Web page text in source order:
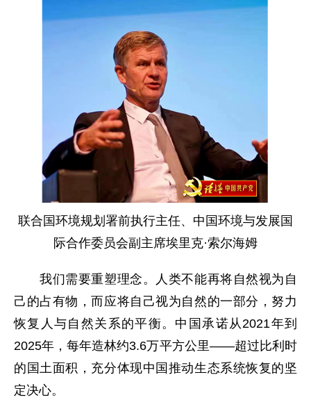
联合国环境规划署前执行主任、中国环境与发展国
际合作委员会副主席埃里克·索尔海姆
我们需要重塑理念。人类不能再将自然视为自
己的占有物，而应将自己视为自然的一部分，努力
恢复人与自然关系的平衡。中国承诺从2021年到
2025年，每年造林约3.6万平方公里——超过比利时
的国土面积，充分体现中国推动生态系统恢复的坚
定决心。